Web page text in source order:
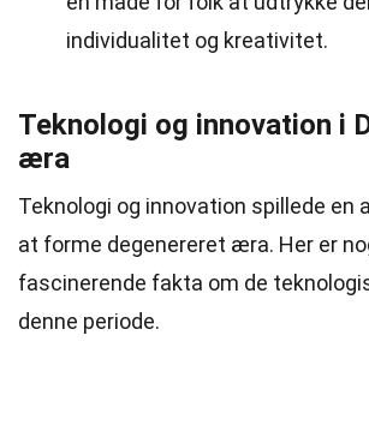
individualitet og kreativitet.
Teknologi og innovation i
æra
Teknologi og innovation spillede en
at forme degenereret æra. Her er
fascinerende fakta om de
denne periode.